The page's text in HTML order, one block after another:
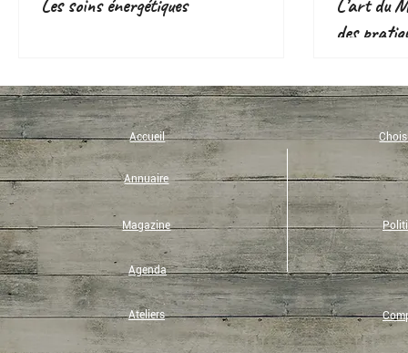
Les soins énergétiques
L’art du
des
Accueil
Annuaire
Magazine
Agenda
Ateliers